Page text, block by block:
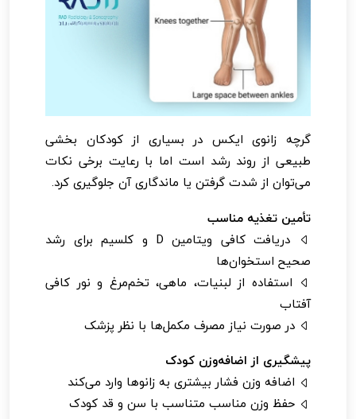
گرچه زانوی ایکس در بسیاری از کودکان بخشی
طبیعی از روند رشد است اما با رعایت برخی نکات
می‌توان از شدت گرفتن یا ماندگاری آن جلوگیری کرد.
تأمین تغذیه مناسب
دریافت کافی ویتامین D و کلسیم برای رشد
صحیح استخوان‌ها
استفاده از لبنیات، ماهی، تخم‌مرغ و نور کافی
آفتاب
در صورت نیاز مصرف مکمل‌ها با نظر پزشک
پیشگیری از اضافه‌وزن کودک
اضافه وزن فشار بیشتری به زانوها وارد می‌کند
حفظ وزن مناسب متناسب با سن و قد کودک